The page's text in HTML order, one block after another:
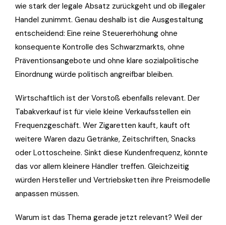
wie stark der legale Absatz zurückgeht und ob illegaler
Handel zunimmt. Genau deshalb ist die Ausgestaltung
entscheidend: Eine reine Steuererhöhung ohne
konsequente Kontrolle des Schwarzmarkts, ohne
Präventionsangebote und ohne klare sozialpolitische
Einordnung würde politisch angreifbar bleiben.
Wirtschaftlich ist der Vorstoß ebenfalls relevant. Der
Tabakverkauf ist für viele kleine Verkaufsstellen ein
Frequenzgeschäft. Wer Zigaretten kauft, kauft oft
weitere Waren dazu Getränke, Zeitschriften, Snacks
oder Lottoscheine. Sinkt diese Kundenfrequenz, könnte
das vor allem kleinere Händler treffen. Gleichzeitig
würden Hersteller und Vertriebsketten ihre Preismodelle
anpassen müssen.
Warum ist das Thema gerade jetzt relevant? Weil der